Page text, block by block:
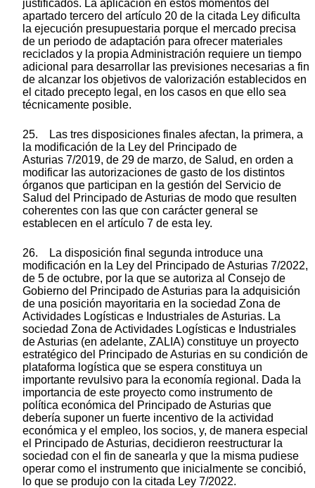
justificados. La aplicación en estos momentos del
apartado tercero del artículo 20 de la citada Ley dificulta
la ejecución presupuestaria porque el mercado precisa
de un periodo de adaptación para ofrecer materiales
reciclados y la propia Administración requiere un tiempo
adicional para desarrollar las previsiones necesarias a fin
de alcanzar los objetivos de valorización establecidos en
el citado precepto legal, en los casos en que ello sea
técnicamente posible.
25. Las tres disposiciones finales afectan, la primera, a
la modificación de la Ley del Principado de
Asturias 7/2019, de 29 de marzo, de Salud, en orden a
modificar las autorizaciones de gasto de los distintos
órganos que participan en la gestión del Servicio de
Salud del Principado de Asturias de modo que resulten
coherentes con las que con carácter general se
establecen en el artículo 7 de esta ley.
26. La disposición final segunda introduce una
modificación en la Ley del Principado de Asturias 7/2022,
de 5 de octubre, por la que se autoriza al Consejo de
Gobierno del Principado de Asturias para la adquisición
de una posición mayoritaria en la sociedad Zona de
Actividades Logísticas e Industriales de Asturias. La
sociedad Zona de Actividades Logísticas e Industriales
de Asturias (en adelante, ZALIA) constituye un proyecto
estratégico del Principado de Asturias en su condición de
plataforma logística que se espera constituya un
importante revulsivo para la economía regional. Dada la
importancia de este proyecto como instrumento de
política económica del Principado de Asturias que
debería suponer un fuerte incentivo de la actividad
económica y el empleo, los socios, y, de manera especial
el Principado de Asturias, decidieron reestructurar la
sociedad con el fin de sanearla y que la misma pudiese
operar como el instrumento que inicialmente se concibió,
lo que se produjo con la citada Ley 7/2022.